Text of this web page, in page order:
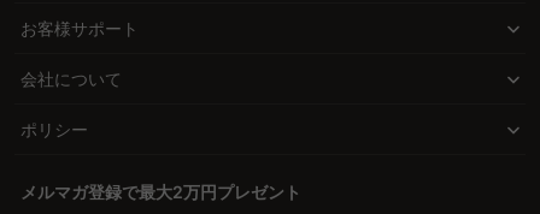
お客様サポート
会社について
ポリシー
メルマガ登録で最大2万円プレゼント